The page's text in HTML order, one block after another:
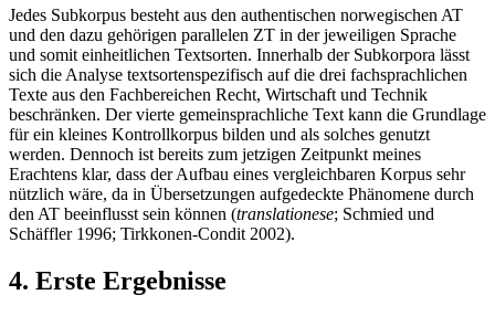
Jedes Subkorpus besteht aus den authentischen norwegischen AT
und den dazu gehörigen parallelen ZT in der jeweiligen Sprache
und somit einheitlichen Textsorten. Innerhalb der Subkorpora lässt
sich die Analyse textsortenspezifisch auf die drei fachsprachlichen
Texte aus den Fachbereichen Recht, Wirtschaft und Technik
beschränken. Der vierte gemeinsprachliche Text kann die Grundlage
für ein kleines Kontrollkorpus bilden und als solches genutzt
werden. Dennoch ist bereits zum jetzigen Zeitpunkt meines
Erachtens klar, dass der Aufbau eines vergleichbaren Korpus sehr
nützlich wäre, da in Übersetzungen aufgedeckte Phänomene durch
den AT beeinflusst sein können (translationese; Schmied und
Schäffler 1996; Tirkkonen-Condit 2002).
4. Erste Ergebnisse